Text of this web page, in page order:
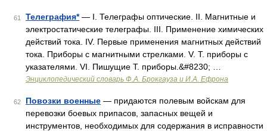
61 Телеграфия*— I. Телеграфы оптические. II. Магнитные и
электростатические телеграфы. III. Применение химических
действий тока. IV. Первые применения магнитных действий
тока. Приборы с магнитными стрелками. V. Т. приборы с
указателями. VI. Пишущие Т. приборы.&#8230; …
Энциклопедический словарь Ф.А. Брокгауза и И.А. Ефрона
62 Повозки военные — придаются полевым войскам для
перевозки боевых припасов, запасных вещей и
инструментов, необходимых для содержания в исправности